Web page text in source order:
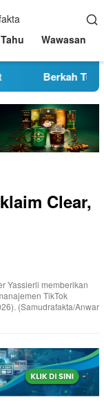
Wawasan
Berkah Tukin
Clear,
Yassierli memberikan
TikTok
(Samudrafakta/Anwar